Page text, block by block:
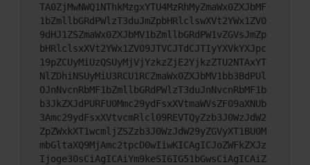
TA0ZjMwNWQ1NThkMzgxYTU4MzRhMyZmaWx0ZXJbMF
1bZmllbGRdPWlzT3duJmZpbHRlclswXVt2YWx1ZV0
9dHJ1ZSZmaWx0ZXJbMV1bZmllbGRdPW1vZGVsJmZp
bHRlclsxXVt2YWx1ZV09JTVCJTdCJTIyYXVkYXJpc
19pZCUyMiUzQSUyMjVjYzkzZjE2YjkzZTU2NTAxYT
NlZDhiNSUyMiU3RCU1RCZmaWx0ZXJbMV1bb3BdPUl
OJnNvcnRbMF1bZmllbGRdPWlzT3duJnNvcnRbMF1b
b3JkZXJdPURFU0Mmc29ydFsxXVtmaWVsZF09aXNUb
3Amc29ydFsxXVtvcmRlcl09REVTQyZzb3J0WzJdW2
ZpZWxkXT1wcmljZSZzb3J0WzJdW29yZGVyXT1BU0M
mbGltaXQ9MjAmc2tpcD0wIiwKICAgICJoZWFkZXJz
Ijoge30sCiAgICAiYm9keSI6IG51bGwsCiAgICAiZ